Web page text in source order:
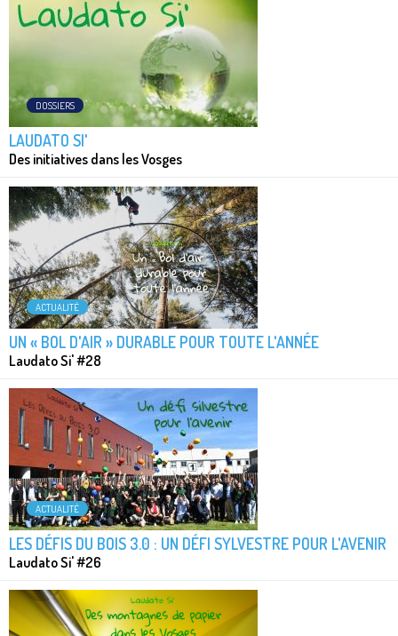
DOSSIERS
LAUDATO SI'
Des initiatives dans les Vosges
ACTUALITÉ
UN « BOL D'AIR » DURABLE POUR TOUTE L'ANNÉE
Laudato Si' #28
ACTUALITÉ
LES DÉFIS DU BOIS 3.0 : UN DÉFI SYLVESTRE POUR L'AVENIR
Laudato Si' #26